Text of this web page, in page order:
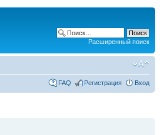
Расширенный поиск
FAQ Регистрация Вход